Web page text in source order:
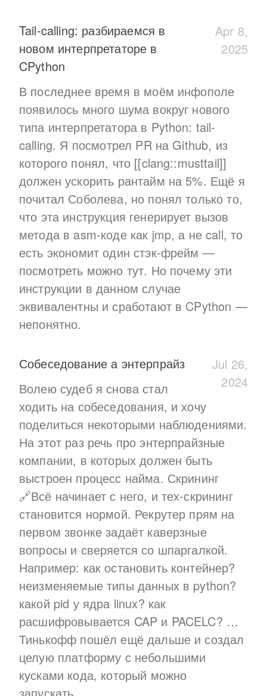
Tail-calling: разбираемся в
новом интерпретаторе в
CPython
Apr 8,
2025
В последнее время в моём инфополе
появилось много шума вокруг нового
типа интерпретатора в Python: tail-
calling. Я посмотрел PR на Github, из
которого понял, что [[clang::musttail]]
должен ускорить рантайм на 5%. Ещё я
почитал Соболева, но понял только то,
что эта инструкция генерирует вызов
метода в asm-коде как jmp, а не call, то
есть экономит один стэк-фрейм —
посмотреть можно тут. Но почему эти
инструкции в данном случае
эквивалентны и сработают в CPython —
непонятно.
Собеседование а энтерпрайз
Jul 26,
2024
Волею судеб я снова стал
ходить на собеседования, и хочу
поделиться некоторыми наблюдениями.
На этот раз речь про энтерпрайзные
компании, в которых должен быть
выстроен процесс найма. Скрининг
🔗Всё начинает с него, и тех-скрининг
становится нормой. Рекрутер прям на
первом звонке задаёт каверзные
вопросы и сверяется со шпаргалкой.
Например: как остановить контейнер?
неизменяемые типы данных в python?
какой pid у ядра linux? как
расшифровывается CAP и PACELC? …
Тинькофф пошёл ещё дальше и создал
целую платформу с небольшими
кусками кода, который можно
запускать.